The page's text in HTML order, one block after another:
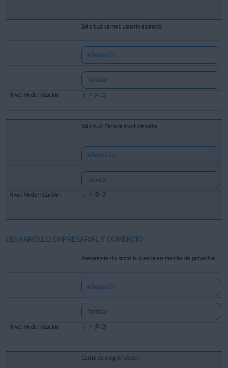
Solicitud carnet usuario abonado
Información
Tramitar
Solicitud Tarjeta Multideporte
Información
Tramitar
DESARROLLO EMPRESARIAL Y COMERCIO
Asesoramiento sobre la puesta en marcha de proyectos
Información
Tramitar
Carné de emprendedor